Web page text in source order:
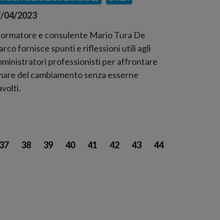
04/2023
e consulente Mario Tura De
fornisce spunti e riflessioni utili agli
professionisti per affrontare
del cambiamento senza esserne
38 39 40 41 42 43 44